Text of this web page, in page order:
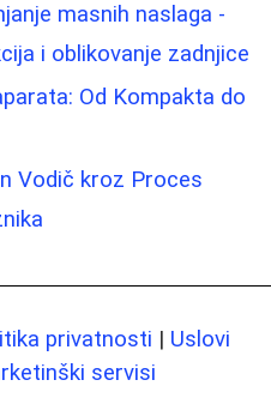
masnih naslaga -
i oblikovanje zadnjice
Od Kompakta do
Vodič kroz Proces
privatnosti | Uslovi
servisi